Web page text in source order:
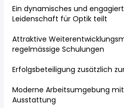
Ein dynamisches und
Leidenschaft für Optik teilt
Attraktive
regelmässige Schulungen
Erfolgsbeteiligung zusätzlich
Moderne Arbeitsumgebung
Ausstattung